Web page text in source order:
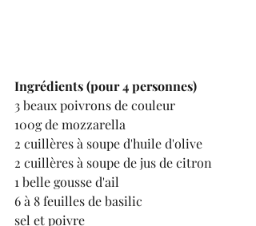
Ingrédients (pour 4 personnes)
3 beaux poivrons de couleur
100g de mozzarella
2 cuillères à soupe d'huile d'olive
2 cuillères à soupe de jus de citron
1 belle gousse d'ail
6 à 8 feuilles de basilic
sel et poivre